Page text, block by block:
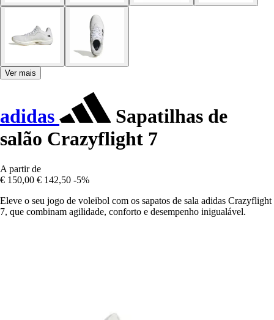
Ver mais
adidas
Sapatilhas de
salão Crazyflight 7
A partir de
€ 150,00 € 142,50 -5%
Eleve o seu jogo de voleibol com os sapatos de sala adidas Crazyflight
7, que combinam agilidade, conforto e desempenho inigualável.